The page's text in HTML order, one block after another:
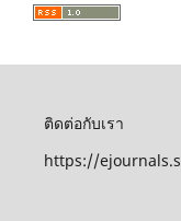
ติดต่อกับเรา
https://